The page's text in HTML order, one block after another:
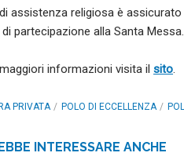
assistenza religiosa è
partecipazione alla Santa Messa.
informazioni visita il sito.
PRIVATA POLO DI ECCELLENZA
INTERESSARE ANCHE